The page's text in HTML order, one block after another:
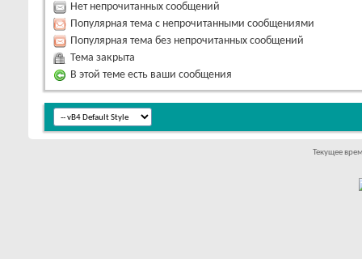
Нет непрочитанных сообщений
Популярная тема с непрочитанными сообщениями
Популярная тема без непрочитанных сообщений
Тема закрыта
В этой теме есть ваши сообщения
Текущее